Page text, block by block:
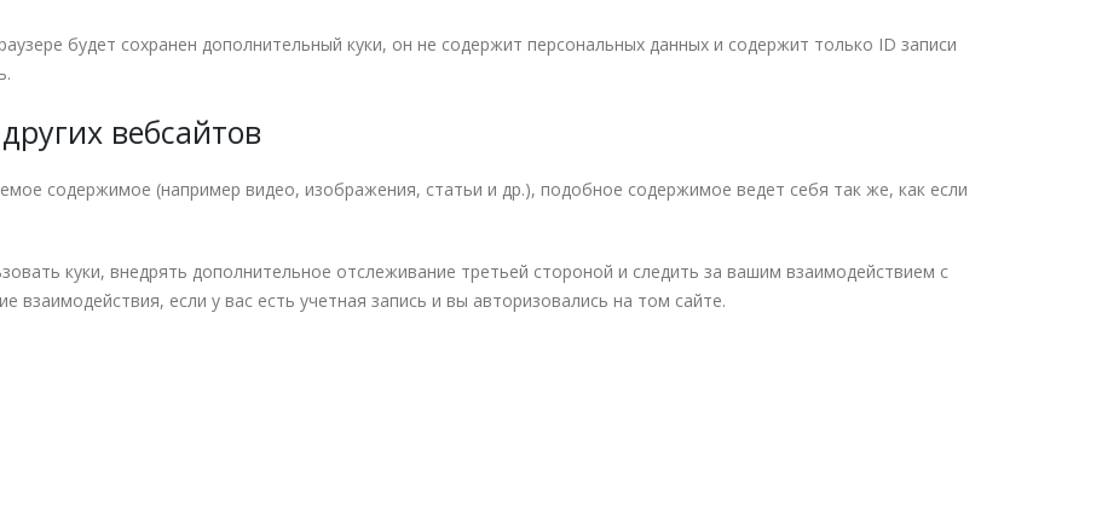
будет сохранен дополнительный куки, он не содержит персональных данных и содержит только ID записи
вебсайтов
содержимое (например видео, изображения, статьи и др.), подобное содержимое ведет себя так же, как если
куки, внедрять дополнительное отслеживание третьей стороной и следить за вашим взаимодействием с
если у вас есть учетная запись и вы авторизовались на том сайте.